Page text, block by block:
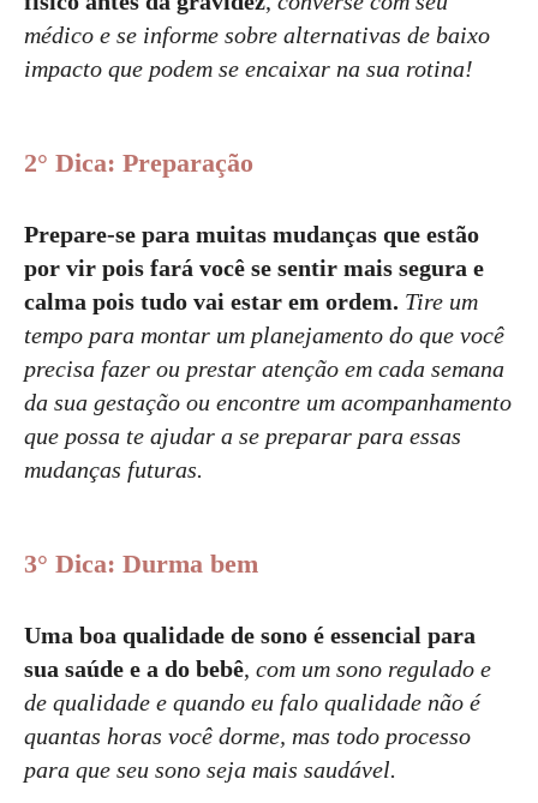
médico e se informe sobre alternativas de baixo
impacto que podem se encaixar na sua rotina!
2° Dica: Preparação
Prepare-se para muitas mudanças que estão
por vir pois fará você se sentir mais segura e
calma pois tudo vai estar em ordem. Tire um
tempo para montar um planejamento do que você
precisa fazer ou prestar atenção em cada semana
da sua gestação ou encontre um acompanhamento
que possa te ajudar a se preparar para essas
mudanças futuras.
3° Dica: Durma bem
Uma boa qualidade de sono é essencial para
sua saúde e a do bebê, com um sono regulado e
de qualidade e quando eu falo qualidade não é
quantas horas você dorme, mas todo processo
para que seu sono seja mais saudável.